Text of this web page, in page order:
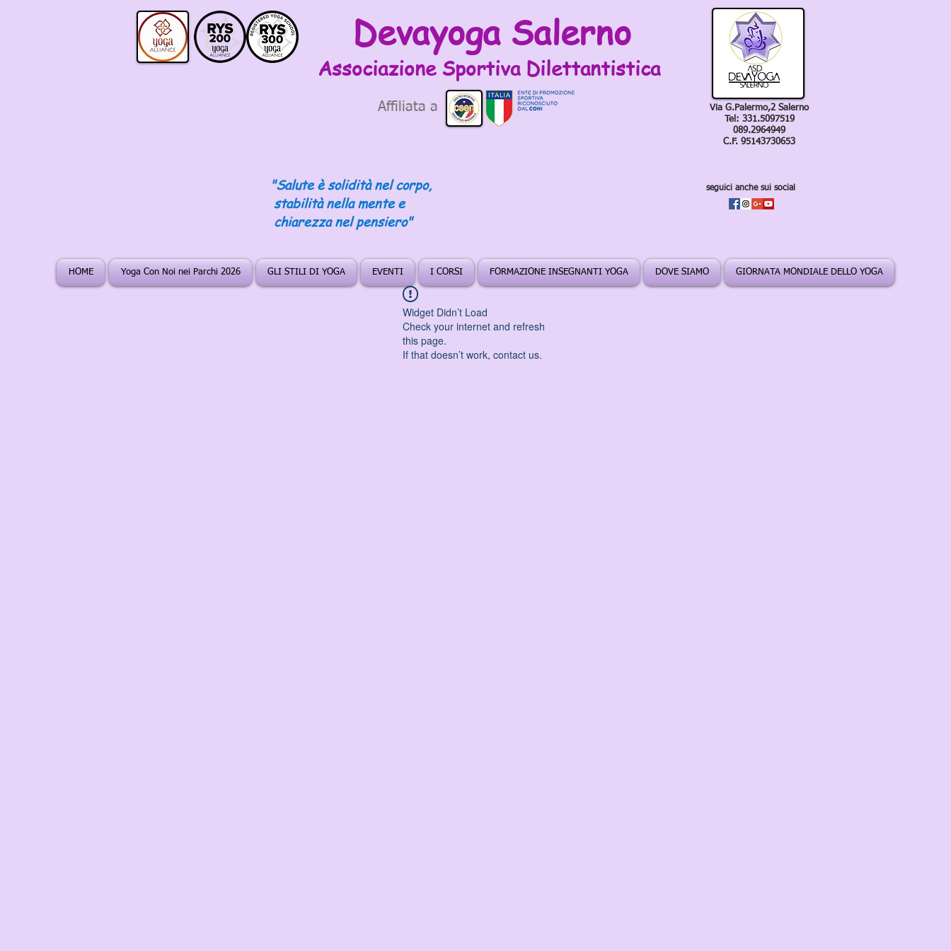
Devayoga Salerno
Associazione Sportiva Dilettantistica
Affiliata a
"Salute è solidità nel corpo,
stabilità nella mente e
chiarezza nel pensiero"
Via G.Palermo,2 Salerno
Tel: 331.5097519
089.2964949
C.F. 95143730653
seguici anche sui social
HOME Yoga Con Noi nei Parchi 2026 GLI STILI DI YOGA EVENTI I CORSI FORMAZIONE INSEGNANTI YOGA DOVE SIAMO GIORNATA MONDIALE DELLO YOGA
Widget Didn’t Load
Check your internet and refresh
this page.
If that doesn’t work, contact us.